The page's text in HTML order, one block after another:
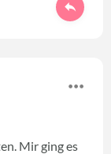
Mir ging es